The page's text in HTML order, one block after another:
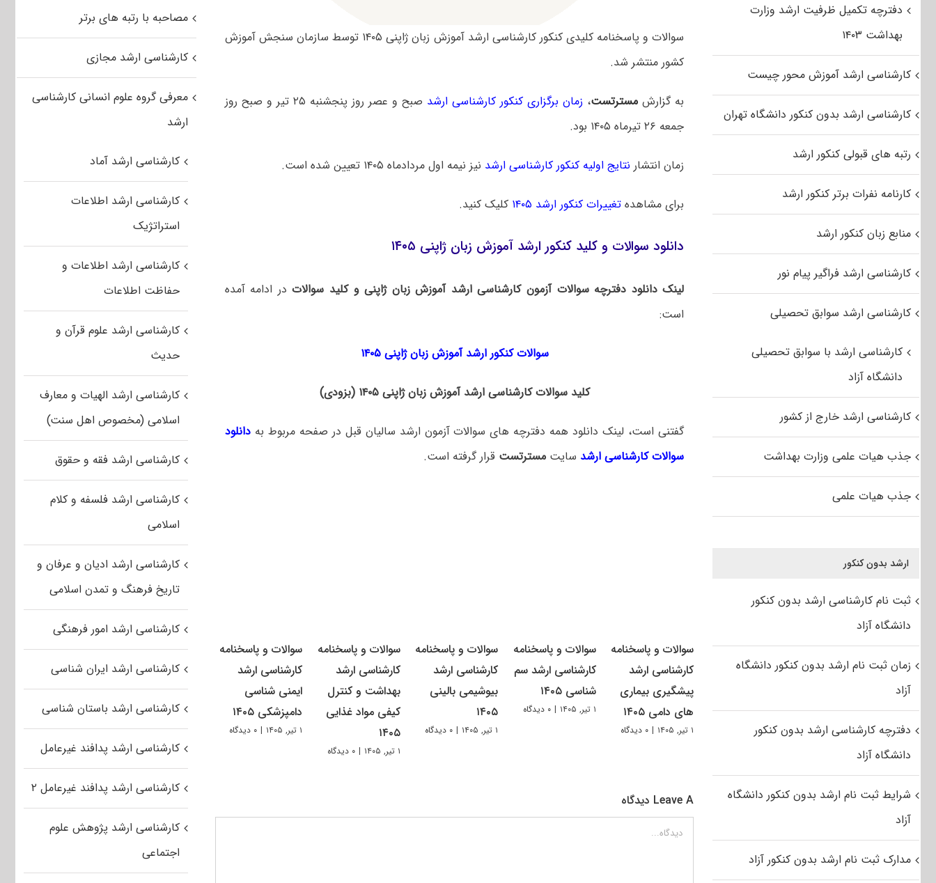
سوالات و پاسخنامه کلیدی کنکور کارشناسی ارشد آموزش زبان ژاپنی ۱۴۰۵ توسط سازمان سنجش آموزش
کشور منتشر شد.
به گزارش مسترتست، زمان برگزاری کنکور کارشناسی ارشد
صبح و عصر روز پنجشنبه ۲۵ تیر و صبح روز
جمعه ۲۶ تیرماه ۱۴۰۵ بود.
زمان انتشار نتایج اولیه کنکور کارشناسی ارشد نیز نیمه اول مردادماه ۱۴۰۵ تعیین شده است.
برای مشاهده تغییرات کنکور ارشد ۱۴۰۵ کلیک کنید.
دانلود سوالات و کلید کنکور ارشد آموزش زبان ژاپنی ۱۴۰۵
لینک دانلود دفترچه سوالات آزمون کارشناسی ارشد آموزش زبان ژاپنی و کلید سوالاتدر ادامه آمده
است:
سوالات کنکور ارشد آموزش زبان ژاپنی ۱۴۰۵
کلید سوالات کارشناسی ارشد آموزش زبان ژاپنی ۱۴۰۵ (بزودی)
گفتنی است، لینک دانلود همه دفترچه های سوالات آزمون ارشد سالیان قبل در صفحه مربوط بهدانلود
سوالات کارشناسی ارشد سایت مسترتست قرار گرفته است.
سوالات و پاسخنامه
کارشناسی ارشد
پیشگیری بیماری
های دامی ۱۴۰۵
۱ تیر, ۱۴۰۵ | ۰ دیدگاه
سوالات و پاسخنامه
کارشناسی ارشد سم
شناسی ۱۴۰۵
۱ تیر, ۱۴۰۵ | ۰ دیدگاه
سوالات و پاسخنامه
کارشناسی ارشد
بیوشیمی بالینی
۱۴۰۵
۱ تیر, ۱۴۰۵ | ۰ دیدگاه
سوالات و پاسخنامه
کارشناسی ارشد
بهداشت و کنترل
کیفی مواد غذایی
۱۴۰۵
۱ تیر, ۱۴۰۵ | ۰ دیدگاه
سوالات و پاسخنامه
کارشناسی ارشد
ایمنی شناسی
دامپزشکی ۱۴۰۵
۱ تیر, ۱۴۰۵ | ۰ دیدگاه
Leave A دیدگاه
دیدگاه
مصاحبه با رتبه های برتر
کارشناسی ارشد مجازی
معرفی گروه علوم انسانی کارشناسی
ارشد
کارشناسی ارشد آماد
کارشناسی ارشد اطلاعات
استراتژیک
کارشناسی ارشد اطلاعات و
حفاظت اطلاعات
کارشناسی ارشد علوم قرآن و
حدیث
کارشناسی ارشد الهیات و معارف
اسلامی (مخصوص اهل سنت)
کارشناسی ارشد فقه و حقوق
کارشناسی ارشد فلسفه و کلام
اسلامی
کارشناسی ارشد ادیان و عرفان و
تاریخ فرهنگ و تمدن اسلامی
کارشناسی ارشد امور فرهنگی
کارشناسی ارشد ایران شناسی
کارشناسی ارشد باستان شناسی
کارشناسی ارشد پدافند غیرعامل
کارشناسی ارشد پدافند غیرعامل ۲
کارشناسی ارشد پژوهش علوم
اجتماعی
دفترچه تکمیل ظرفیت ارشد وزارت
بهداشت ۱۴۰۳
کارشناسی ارشد آموزش محور چیست
کارشناسی ارشد بدون کنکور دانشگاه تهران
رتبه های قبولی کنکور ارشد
کارنامه نفرات برتر کنکور ارشد
منابع زبان کنکور ارشد
کارشناسی ارشد فراگیر پیام نور
کارشناسی ارشد سوابق تحصیلی
کارشناسی ارشد با سوابق تحصیلی
دانشگاه آزاد
کارشناسی ارشد خارج از کشور
جذب هیات علمی وزارت بهداشت
جذب هیات علمی
ارشد بدون کنکور
ثبت نام کارشناسی ارشد بدون کنکور
دانشگاه آزاد
زمان ثبت نام ارشد بدون کنکور دانشگاه
آزاد
دفترچه کارشناسی ارشد بدون کنکور
دانشگاه آزاد
شرایط ثبت نام ارشد بدون کنکور دانشگاه
آزاد
مدارک ثبت نام ارشد بدون کنکور آزاد